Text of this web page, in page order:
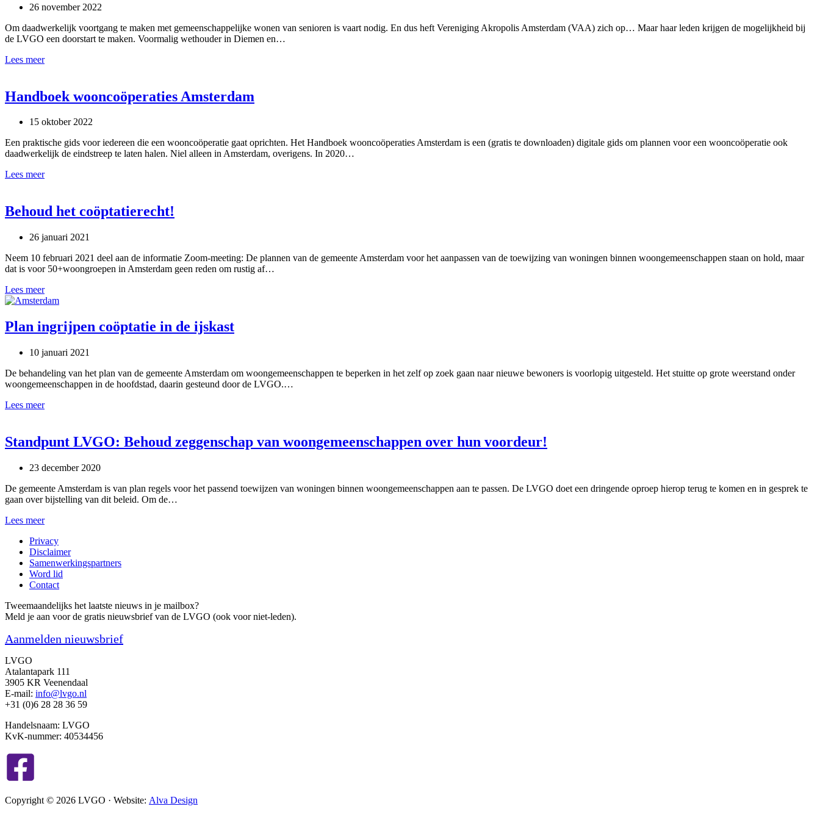
26 november 2022
Om daadwerkelijk voortgang te maken met gemeenschappelijke wonen van senioren is vaart nodig. En dus heft Vereniging Akropolis Amsterdam (VAA) zich op… Maar haar leden krijgen de mogelijkheid bij
de LVGO een doorstart te maken. Voormalig wethouder in Diemen en…
Lees meerVAA-
tientje
van
LVGO
Handboek wooncoöperaties Amsterdam
15 oktober 2022
Een praktische gids voor iedereen die een wooncoöperatie gaat oprichten. Het Handboek wooncoöperaties Amsterdam is een (gratis te downloaden) digitale gids om plannen voor een wooncoöperatie ook
daadwerkelijk de eindstreep te laten halen. Niel alleen in Amsterdam, overigens. In 2020…
Lees meerHandboek
Behoud het coöptatierecht!
26 januari 2021
Neem 10 februari 2021 deel aan de informatie Zoom-meeting: De plannen van de gemeente Amsterdam voor het aanpassen van de toewijzing van woningen binnen woongemeenschappen staan on hold, maar
dat is voor 50+woongroepen in Amsterdam geen reden om rustig af…
Lees meerBehoud
het
Plan ingrijpen coöptatie in de ijskast
10 januari 2021
De behandeling van het plan van de gemeente Amsterdam om woongemeenschappen te beperken in het zelf op zoek gaan naar nieuwe bewoners is voorlopig uitgesteld. Het stuitte op grote weerstand onder
woongemeenschappen in de hoofdstad, daarin gesteund door de LVGO.…
Lees meerPlan
de
Standpunt LVGO: Behoud zeggenschap van woongemeenschappen over hun voordeur!
23 december 2020
De gemeente Amsterdam is van plan regels voor het passend toewijzen van woningen binnen woongemeenschappen aan te passen. De LVGO doet een dringende oproep hierop terug te komen en in gesprek te
gaan over bijstelling van dit beleid. Om de…
Lees meerStandpunt
Behoud
zeggenschap
van
woongemeenschappen
over
voordeur!
Privacy
Disclaimer
Samenwerkingspartners
Word lid
Contact
Tweemaandelijks het laatste nieuws in je mailbox?
Meld je aan voor de gratis nieuwsbrief van de LVGO (ook voor niet-leden).
Aanmelden nieuwsbrief
LVGO
Atalantapark 111
3905 KR Veenendaal
E-mail: info@lvgo.nl
+31 (0)6 28 28 36 59
Handelsnaam: LVGO
KvK-nummer: 40534456
Copyright © 2026 LVGO · Website: Alva Design